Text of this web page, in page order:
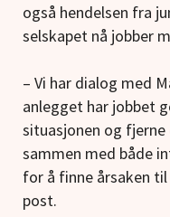
også hendelsen fra
selskapet nå jobber
– Vi har dialog med
anlegget har jobbet
situasjonen og
sammen med både
for å finne årsaken til
post.